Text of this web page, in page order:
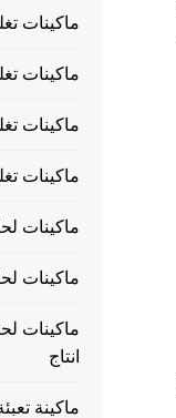
ماكينات
ماكينات
ماكينات
ماكينات
ماكينات
ماكينات
ماكينات
انتاج
ماكينة